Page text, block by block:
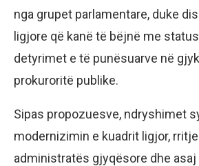
nga grupet parlamentare, duke
ligjore që kanë të bëjnë me
detyrimet e të punësuarve në
prokuroritë publike.
Sipas propozuesve, ndryshimet
modernizimin e kuadrit ligjor,
administratës gjyqësore dhe asaj